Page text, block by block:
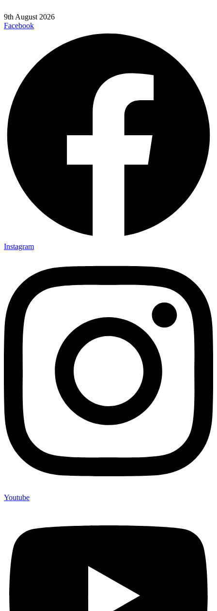
9th August 2026
Facebook
Instagram
Youtube